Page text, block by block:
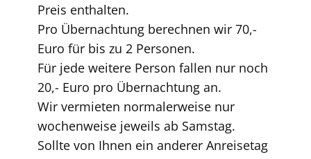
Preis enthalten.
Pro Übernachtung berechnen wir 70,-
Euro für bis zu 2 Personen.
Für jede weitere Person fallen nur noch
20,- Euro pro Übernachtung an.
Wir vermieten normalerweise nur
wochenweise jeweils ab Samstag.
Sollte von Ihnen ein anderer Anreisetag